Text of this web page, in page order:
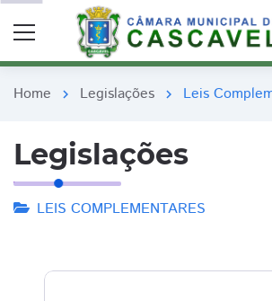
Home chevron_right Legislações chevron_right Leis
Legislações
LEIS COMPLEMENTARES